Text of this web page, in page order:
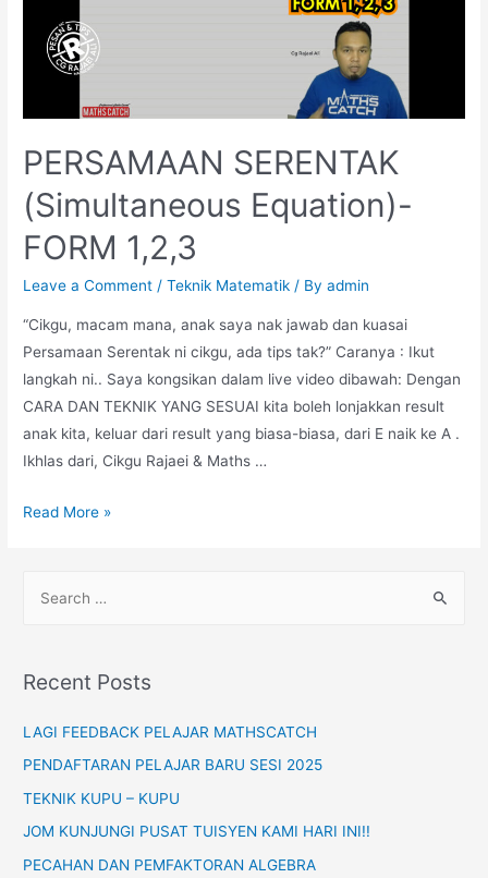
PERSAMAAN SERENTAK
(Simultaneous Equation)-
FORM 1,2,3
Leave a Comment /Teknik Matematik / Byadmin
“Cikgu, macam mana, anak saya nak jawab dan kuasai
Persamaan Serentak ni cikgu, ada tips tak?” Caranya : Ikut
langkah ni.. Saya kongsikan dalam live video dibawah: Dengan
CARA DAN TEKNIK YANG SESUAI kita boleh lonjakkan result
anak kita, keluar dari result yang biasa-biasa, dari E naik ke A .
Ikhlas dari, Cikgu Rajaei & Maths …
PERSAMAAN
Equation)-
Read More »
r
h
f
o
Recent Posts
LAGI FEEDBACK PELAJAR MATHSCATCH
PENDAFTARAN PELAJAR BARU SESI 2025
TEKNIK KUPU – KUPU
JOM KUNJUNGI PUSAT TUISYEN KAMI HARI INI!!
PECAHAN DAN PEMFAKTORAN ALGEBRA